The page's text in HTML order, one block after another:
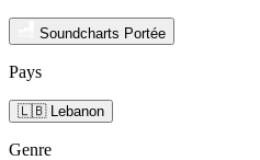
Soundcharts Portée
Pays
🇱🇧 Lebanon
Genre